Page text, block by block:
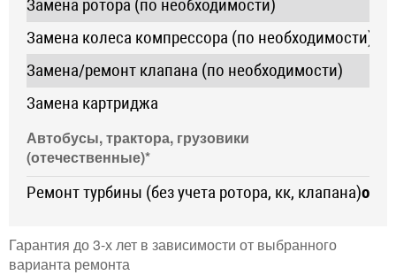
Замена ротора (по необходимости)
Замена колеса компрессора (по необходимости)
Замена/ремонт клапана (по необходимости)
Замена картриджа
Автобусы, трактора, грузовики
(отечественные)*
Ремонт турбины (без учета ротора, кк, клапана)от 4
Гарантия до 3-х лет в зависимости от выбранного
варианта ремонта